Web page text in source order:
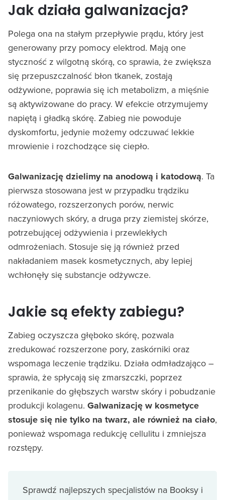
Jak działa galwanizacja?
Polega ona na stałym przepływie prądu, który jest
generowany przy pomocy elektrod. Mają one
styczność z wilgotną skórą, co sprawia, że zwiększa
się przepuszczalność błon tkanek, zostają
odżywione, poprawia się ich metabolizm, a mięśnie
są aktywizowane do pracy. W efekcie otrzymujemy
napiętą i gładką skórę. Zabieg nie powoduje
dyskomfortu, jedynie możemy odczuwać lekkie
mrowienie i rozchodzące się ciepło.
Galwanizację dzielimy na anodową i katodową. Ta
pierwsza stosowana jest w przypadku trądziku
różowatego, rozszerzonych porów, nerwic
naczyniowych skóry, a druga przy ziemistej skórze,
potrzebującej odżywienia i przewlekłych
odmrożeniach. Stosuje się ją również przed
nakładaniem masek kosmetycznych, aby lepiej
wchłonęły się substancje odżywcze.
Jakie są efekty zabiegu?
Zabieg oczyszcza głęboko skórę, pozwala
zredukować rozszerzone pory, zaskórniki oraz
wspomaga leczenie trądziku. Działa odmładzająco –
sprawia, że spłycają się zmarszczki, poprzez
przenikanie do głębszych warstw skóry i pobudzanie
produkcji kolagenu. Galwanizację w kosmetyce
stosuje się nie tylko na twarz, ale również na ciało,
ponieważ wspomaga redukcję cellulitu i zmniejsza
rozstępy.
Sprawdź najlepszych specjalistów na Booksy i